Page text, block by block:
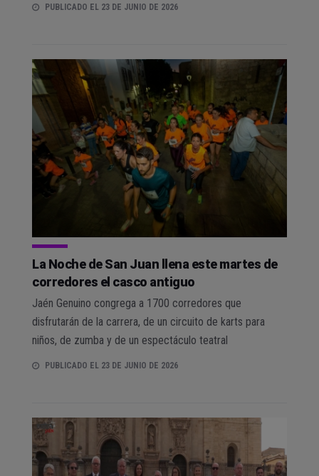
PUBLICADO EL 23 DE JUNIO DE 2026
La Noche de San Juan llena este martes de
corredores el casco antiguo
Jaén Genuino congrega a 1700 corredores que
disfrutarán de la carrera, de un circuito de karts para
niños, de zumba y de un espectáculo teatral
PUBLICADO EL 23 DE JUNIO DE 2026